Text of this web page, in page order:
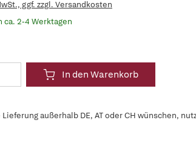
ggf. zzgl. Versandkosten
ca. 2-4 Werktagen
In den Warenkorb
Lieferung außerhalb DE, AT oder CH wünschen,